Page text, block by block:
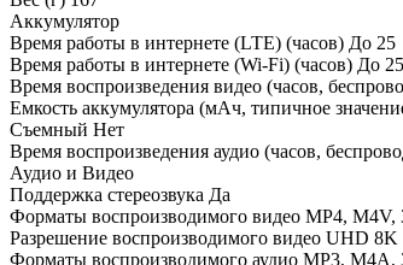
Аккумулятор
Время работы в интернете (LTE) (часов) До 25
Время работы в интернете (Wi-Fi) (часов) До 25
Время воспроизведения видео (часов,
Емкость аккумулятора (мАч, типичное
Съемный Нет
Время воспроизведения аудио (часов,
Аудио и Видео
Поддержка стeреозвука Да
Форматы воспроизводимого видео MP4, M4V,
Разрешение воспроизводимого видео UHD 8K
Форматы воспроизводимого аудио MP3, M4A,